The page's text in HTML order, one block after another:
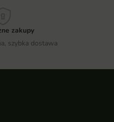
zakupy
szybka dostawa